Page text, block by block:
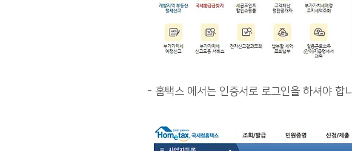
- 홈택스 에서는 인증서로 로그인을 하셔야 합